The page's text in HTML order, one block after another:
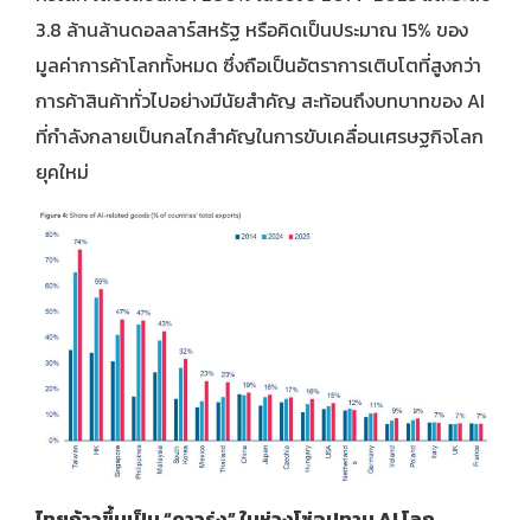
3.8 ล้านล้านดอลลาร์สหรัฐ หรือคิดเป็นประมาณ 15% ของ
มูลค่าการค้าโลกทั้งหมด ซึ่งถือเป็นอัตราการเติบโตที่สูงกว่า
การค้าสินค้าทั่วไปอย่างมีนัยสำคัญ สะท้อนถึงบทบาทของ AI
ที่กำลังกลายเป็นกลไกสำคัญในการขับเคลื่อนเศรษฐกิจโลก
ยุคใหม่